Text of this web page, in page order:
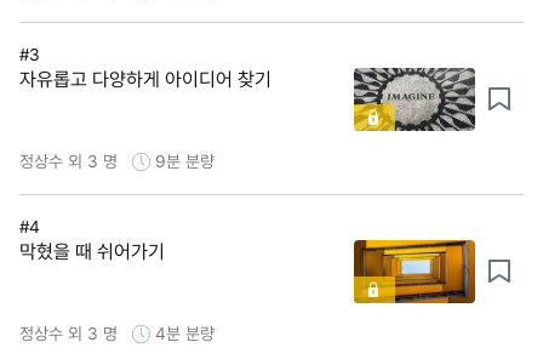
#3
자유롭고 다양하게 아이디어 찾기
정상수 외 3 명 9분 분량
#4
막혔을 때 쉬어가기
정상수 외 3 명 4분 분량